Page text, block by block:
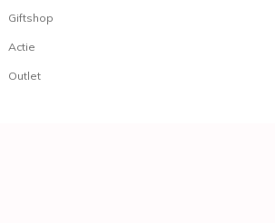
Giftshop
Actie
Outlet